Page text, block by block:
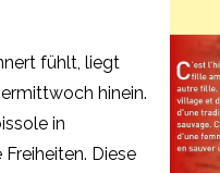
fühlt, liegt
hinein.
in
Diese